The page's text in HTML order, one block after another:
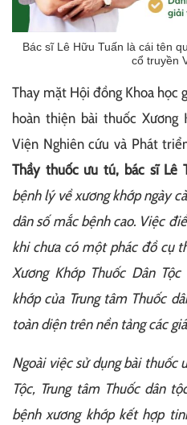
Bác sĩ Lê Hữu Tuấn là cái tên
cổ truyền
Thay mặt Hội đồng Khoa học
hoàn thiện bài thuốc Xương
Viện Nghiên cứu và Phát
Thầy thuốc ưu tú, bác sĩ Lê
bệnh lý về xương khớp ngày
dân số mắc bệnh cao. Việc
khi chưa có một phác đồ cụ
Xương Khớp Thuốc Dân
khớp của Trung tâm Thuốc
toàn diện trên nền tảng các
Ngoài việc sử dụng bài thuốc
Tộc, Trung tâm Thuốc dân
bệnh xương khớp kết hợp